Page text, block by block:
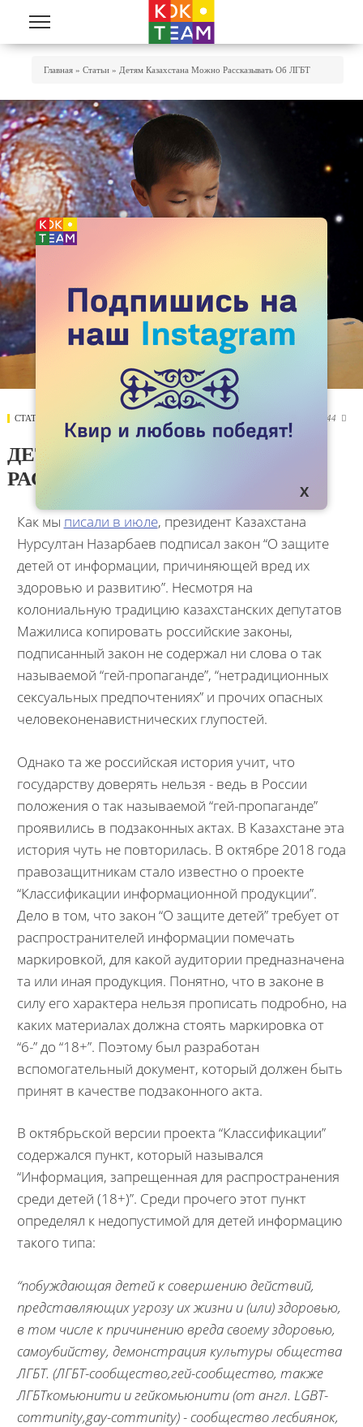
Перейти к основному содержанию
Главная » Статьи » Детям Казахстана Можно Рассказывать Об ЛГБТ
СТАТЬИ 5744 
ДЕТЯМ КАЗАХСТАНА МОЖНО
РАССКАЗЫВАТЬ ОБ ЛГБТ
Как мы писали в июле, президент Казахстана
Нурсултан Назарбаев подписал закон “О защите
детей от информации, причиняющей вред их
здоровью и развитию”. Несмотря на
колониальную традицию казахстанских депутатов
Мажилиса копировать российские законы,
подписанный закон не содержал ни слова о так
называемой “гей-пропаганде”, “нетрадиционных
сексуальных предпочтениях” и прочих опасных
человеконенавистнических глупостей.
Однако та же российская история учит, что
государству доверять нельзя - ведь в России
положения о так называемой “гей-пропаганде”
проявились в подзаконных актах. В Казахстане эта
история чуть не повторилась. В октябре 2018 года
правозащитникам стало известно о проекте
“Классификации информационной продукции”.
Дело в том, что закон “О защите детей” требует от
распространителей информации помечать
маркировкой, для какой аудитории предназначена
та или иная продукция. Понятно, что в законе в
силу его характера нельзя прописать подробно, на
каких материалах должна стоять маркировка от
“6-” до “18+”. Поэтому был разработан
вспомогательный документ, который должен быть
принят в качестве подзаконного акта.
В октябрьской версии проекта “Классификации”
содержался пункт, который назывался
“Информация, запрещенная для распространения
среди детей (18+)”. Среди прочего этот пункт
определял к недопустимой для детей информацию
такого типа:
“побуждающая детей к совершению действий,
представляющих угрозу их жизни и (или) здоровью,
в том числе к причинению вреда своему здоровью,
самоубийству, демонстрация культуры общества
ЛГБТ. (ЛГБТ-сообщество,гей-сообщество, также
ЛГБТкомьюнити и гейкомьюнити (от англ. LGBT-
community,gay-community) - сообщество лесбиянок,